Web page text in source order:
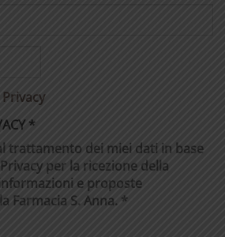
*
trattamento dei miei dati in base
per la ricezione della
e proposte
Farmacia S. Anna. *